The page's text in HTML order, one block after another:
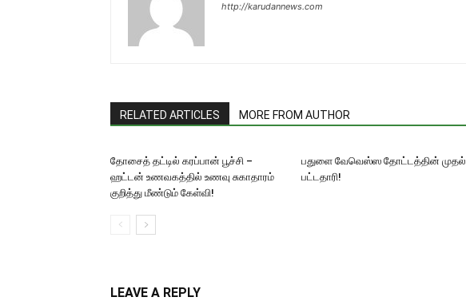
http://karudannews.com
RELATED ARTICLES MORE FROM AUTHOR
தோசைத் தட்டில் கரப்பான் பூச்சி –
ஹட்டன் உணவகத்தில் உணவு சுகாதாரம்
குறித்து மீண்டும் கேள்வி!
பதுளை வேவெஸ்ஸ தோட்டத்தின் முதல்
பட்டதாரி!
LEAVE A REPLY